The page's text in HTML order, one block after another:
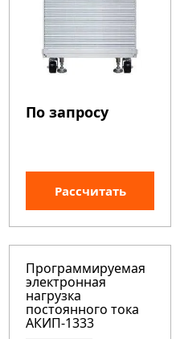
По запросу
Рассчитать
Программируемая
электронная
нагрузка
постоянного тока
АКИП-1333